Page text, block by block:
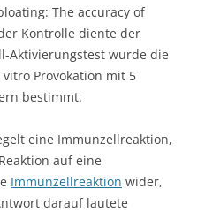
The accuracy of
Kontrolle diente der
Aktivierungstest wurde die
Provokation mit 5
bestimmt.
eine Immunzellreaktion,
auf eine
Immunzellreaktion wider,
darauf lautete